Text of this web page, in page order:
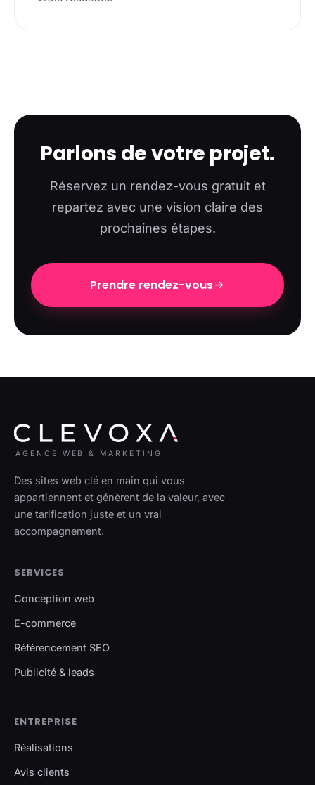
Parlons de votre projet.
Réservez un rendez-vous gratuit et
repartez avec une vision claire des
prochaines étapes.
Prendre rendez-vous
AGENCE WEB & MARKETING
Des sites web clé en main qui vous
appartiennent et génèrent de la valeur, avec
une tarification juste et un vrai
accompagnement.
SERVICES
Conception web
E-commerce
Référencement SEO
Publicité & leads
ENTREPRISE
Réalisations
Avis clients